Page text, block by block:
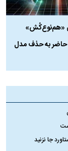
حاضر به حذف مدل
جا نزنید